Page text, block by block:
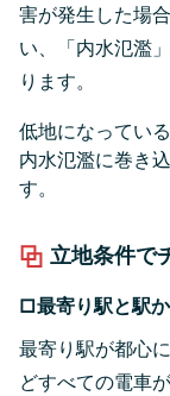
害が発生した場
い、「内水氾濫
ります。
低地になってい
内水氾濫に巻き
す。
立地条件で
□最寄り駅と駅
最寄り駅が都心
どすべての電車